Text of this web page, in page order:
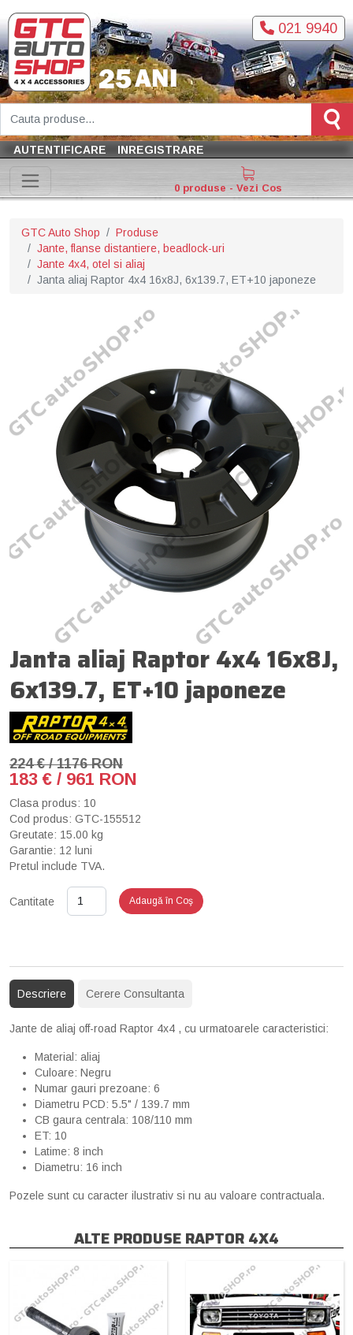
021 9940
AUTENTIFICARE INREGISTRARE
0 produse - Vezi Cos
GTC Auto Shop
Produse
Jante, flanse distantiere, beadlock-uri
Jante 4x4, otel si aliaj
Janta aliaj Raptor 4x4 16x8J, 6x139.7, ET+10 japoneze
Janta aliaj Raptor 4x4 16x8J,
6x139.7, ET+10 japoneze
224 € / 1176 RON
183 € / 961 RON
Clasa produs: 10
Cod produs: GTC-155512
Greutate: 15.00 kg
Garantie: 12 luni
Pretul include TVA.
Cantitate Adaugă în Coş
Descriere Cerere Consultanta
Jante de aliaj off-road Raptor 4x4 , cu urmatoarele caracteristici:
Material: aliaj
Culoare: Negru
Numar gauri prezoane: 6
Diametru PCD: 5.5" / 139.7 mm
CB gaura centrala: 108/110 mm
ET: 10
Latime: 8 inch
Diametru: 16 inch
Pozele sunt cu caracter ilustrativ si nu au valoare contractuala.
ALTE PRODUSE RAPTOR 4X4